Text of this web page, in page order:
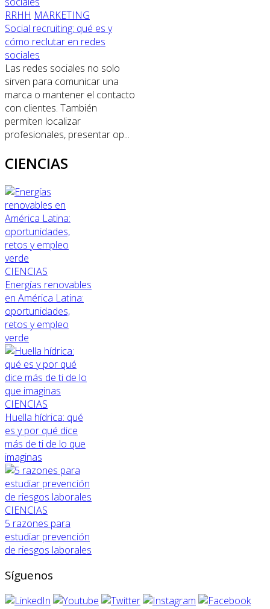
RRHH MARKETING
Social recruiting: qué es y
cómo reclutar en redes
sociales
Las redes sociales no solo
sirven para comunicar una
marca o mantener el contacto
con clientes. También
permiten localizar
profesionales, presentar op...
CIENCIAS
CIENCIAS
Energías renovables
en América Latina:
oportunidades,
retos y empleo
verde
CIENCIAS
Huella hídrica: qué
es y por qué dice
más de ti de lo que
imaginas
CIENCIAS
5 razones para
estudiar prevención
de riesgos laborales
Síguenos